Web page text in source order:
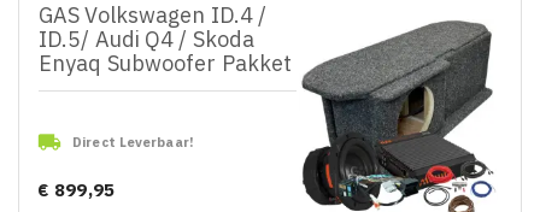
GAS Volkswagen ID.4 /
ID.5/ Audi Q4 / Skoda
Enyaq Subwoofer Pakket
 Direct Leverbaar!
Prijs
€ 899,95